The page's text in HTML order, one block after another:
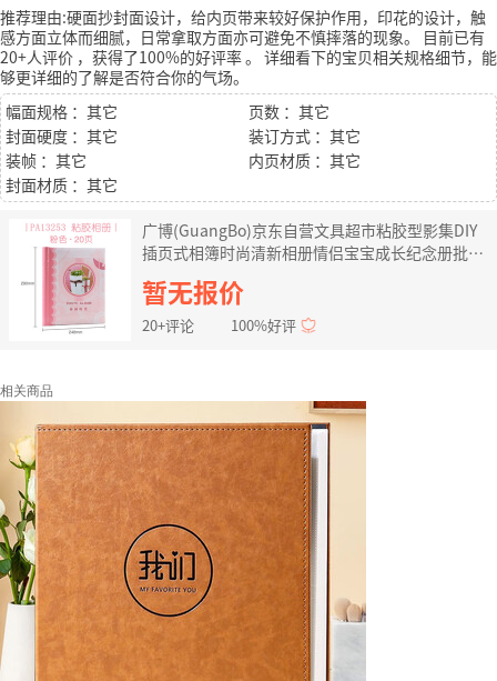
推荐理由:硬面抄封面设计，给内页带来较好保护作用，印花的设计，触
感方面立体而细腻，日常拿取方面亦可避免不慎摔落的现象。
目前已有
20+人评价 ，获得了100%的好评率。 详细看下的宝贝相关规格细节，能
够更详细的了解是否符合你的气场。
幅面规格 ：其它
页数 ：其它
封面硬度 ：其它
装订方式 ：其它
装帧 ：其它
内页材质 ：其它
封面材质 ：其它
广博(GuangBo)京东自营文具超市粘胶型影集DIY
插页式相簿时尚清新相册情侣宝宝成长纪念册批发
13253粉红
暂无报价
20+评论 100%好评
相关商品